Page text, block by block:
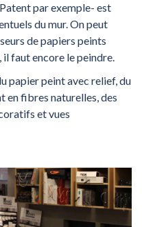
par exemple- est
du mur. On peut
de papiers peints
il faut encore le peindre.
papier peint avec relief, du
en fibres naturelles, des
et vues